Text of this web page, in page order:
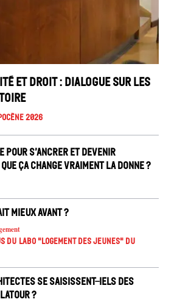
et droit : dialogue sur les
2026
pour s’ancrer et devenir
ça change vraiment la donne ?
mieux avant ?
du Labo "Logement des jeunes" du
se saisissent-iels des
?